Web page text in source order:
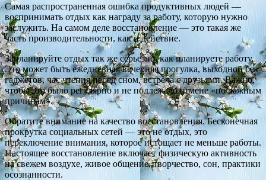
Самая распространенная ошибка продуктивных людей —
воспринимать отдых как награду за работу, которую нужно
заслужить. На самом деле восстановление — это такая же
часть производительности, как и действие.
Запланируйте отдых так же серьезно, как планируете работу.
Это может быть ежедневная вечерняя прогулка, выходной без
гаджетов, час чтения перед сном, встреча с друзьями. Важно,
чтобы это было регулярно и не подлежало отмене «по важным
причинам».
Обратите внимание на качество восстановления. Бесконечная
прокрутка социальных сетей — это не отдых, это
переключение внимания, которое истощает не меньше работы.
Настоящее восстановление включает физическую активность
на свежем воздухе, живое общение, творчество, сон, практики
осознанности.